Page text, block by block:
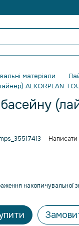
матеріали
ALKORPLAN
Написати
накопичувальної